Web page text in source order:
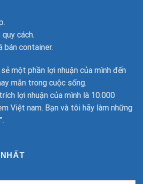
cách.
bán container.
một phần lợi nhuận của mình đến
mắn trong cuộc sống.
lợi nhuận của mình là 10.000
Việt nam. Bạn và tôi hãy làm những